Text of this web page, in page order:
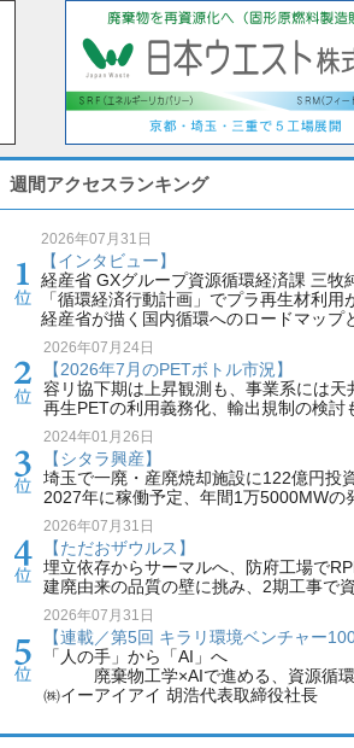
週間アクセスランキング
2026年07月31日
【インタビュー】
経産省 GXグループ資源循環経済課 三牧
「循環経済行動計画」でプラ再生材利用
経産省が描く国内循環へのロードマップ
2026年07月24日
【2026年7月のPETボトル市況】
容リ協下期は上昇観測も、事業系には天
再生PETの利用義務化、輸出規制の検討
2024年01月26日
【シタラ興産】
埼玉で一廃・産廃焼却施設に122億円投
2027年に稼働予定、年間1万5000MWの
2026年07月31日
【ただおザウルス】
埋立依存からサーマルへ、防府工場で
建廃由来の品質の壁に挑み、2期工事で
2026年07月31日
【連載／第5回 キラリ環境ベンチャー100
「人の手」から「AI」へ
廃棄物工学×AIで進める、資源循環
㈱イーアイアイ 胡浩代表取締役社長